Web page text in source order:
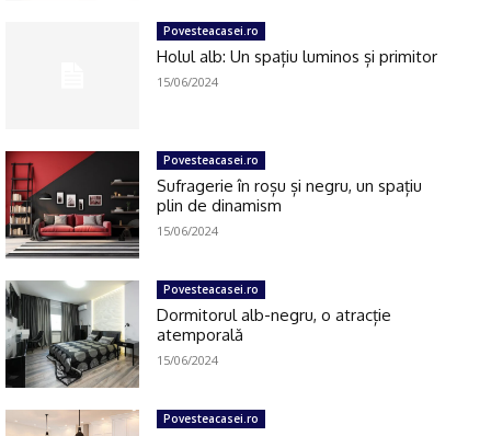
Click pe imagine
Povesteacasei.ro
Holul alb: Un spațiu luminos și primitor
15/06/2024
Povesteacasei.ro
Sufragerie în roșu și negru, un spațiu
plin de dinamism
15/06/2024
Povesteacasei.ro
Dormitorul alb-negru, o atracție
atemporală
15/06/2024
Povesteacasei.ro